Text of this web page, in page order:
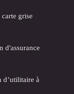
grise
d'assurance
d’utilitaire à